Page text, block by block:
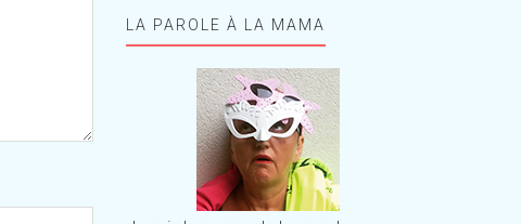
LA PAROLE À LA MAMA